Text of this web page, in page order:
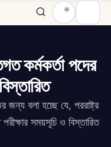
কর্মকর্তা পদের
জন্য বলা হচ্ছে যে, পররাষ্ট্র
সময়সূচি ও বিস্তারিত